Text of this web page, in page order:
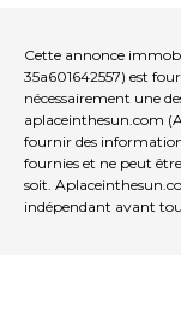
Cette annonce
35a601642557) est
nécessairement une
aplaceinthesun.com
fournir des
fournies et ne peut
soit.
indépendant avant